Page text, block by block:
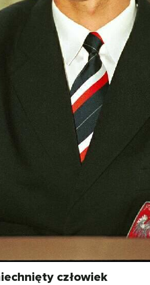
człowiek